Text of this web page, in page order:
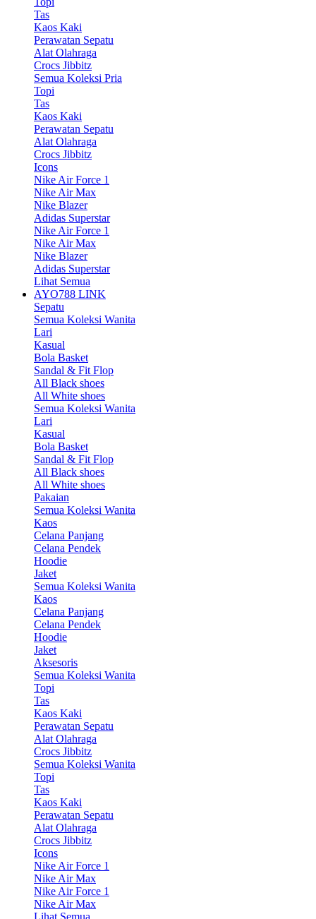
Tas
Kaos Kaki
Perawatan Sepatu
Alat Olahraga
Crocs Jibbitz
Semua Koleksi Pria
Topi
Tas
Kaos Kaki
Perawatan Sepatu
Alat Olahraga
Crocs Jibbitz
Icons
Nike Air Force 1
Nike Air Max
Nike Blazer
Adidas Superstar
Nike Air Force 1
Nike Air Max
Nike Blazer
Adidas Superstar
Lihat Semua
AYO788 LINK
Sepatu
Semua Koleksi Wanita
Lari
Kasual
Bola Basket
Sandal & Fit Flop
All Black shoes
All White shoes
Semua Koleksi Wanita
Lari
Kasual
Bola Basket
Sandal & Fit Flop
All Black shoes
All White shoes
Pakaian
Semua Koleksi Wanita
Kaos
Celana Panjang
Celana Pendek
Hoodie
Jaket
Semua Koleksi Wanita
Kaos
Celana Panjang
Celana Pendek
Hoodie
Jaket
Aksesoris
Semua Koleksi Wanita
Topi
Tas
Kaos Kaki
Perawatan Sepatu
Alat Olahraga
Crocs Jibbitz
Semua Koleksi Wanita
Topi
Tas
Kaos Kaki
Perawatan Sepatu
Alat Olahraga
Crocs Jibbitz
Icons
Nike Air Force 1
Nike Air Max
Nike Air Force 1
Nike Air Max